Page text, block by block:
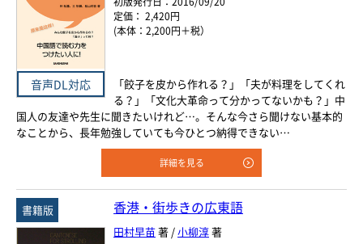
音声DL対応
定価： 2,420円
(本体：2,200円＋税）
「餃子を皮から作れる？」「夫が料理をしてくれ
る？」「文化大革命って分かってないかも？」中
国人の友達や先生に聞きたいけれど…。そんな今さら聞けない基本的
なことから、長年勉強していても今ひとつ納得できない…
詳細を見る
香港・街歩きの広東語
田村早苗著 /小柳淳著
書籍版